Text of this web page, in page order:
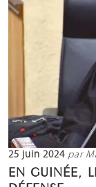
25 juin 2024 par
EN GUINÉE,